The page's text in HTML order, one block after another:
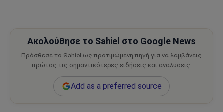
Ακολούθησε το Sahiel στο Google News
Πρόσθεσε το Sahiel ως προτιμώμενη πηγή για να λαμβάνεις
πρώτος τις σημαντικότερες ειδήσεις και αναλύσεις.
Add as a preferred source